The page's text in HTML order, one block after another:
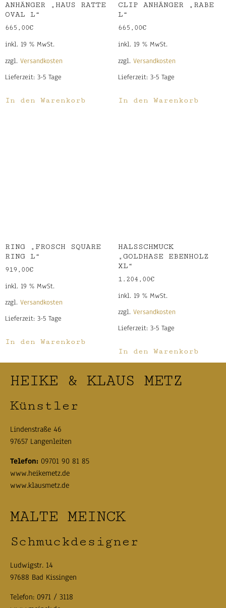
ANHÄNGER „HAUS RATTE
OVAL L“
665,00€
inkl. 19 % MwSt.
zzgl. Versandkosten
Lieferzeit: 3-5 Tage
In den Warenkorb
CLIP ANHÄNGER „RABE
L“
665,00€
inkl. 19 % MwSt.
zzgl. Versandkosten
Lieferzeit: 3-5 Tage
In den Warenkorb
RING „FROSCH SQUARE
RING L“
919,00€
inkl. 19 % MwSt.
zzgl. Versandkosten
Lieferzeit: 3-5 Tage
In den Warenkorb
HALSSCHMUCK
„GOLDHASE EBENHOLZ
XL“
1.204,00€
inkl. 19 % MwSt.
zzgl. Versandkosten
Lieferzeit: 3-5 Tage
In den Warenkorb
HEIKE & KLAUS METZ
Künstler
Lindenstraße 46
97657 Langenleiten
Telefon: 09701 90 81 85
www.heikemetz.de
www.klausmetz.de
MALTE MEINCK
Schmuckdesigner
Ludwigstr. 14
97688 Bad Kissingen
Telefon: 0971 / 3118